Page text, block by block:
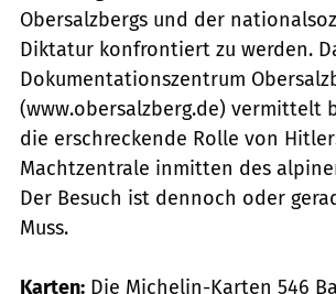
Obersalzbergs und der
Diktatur konfrontiert zu werden.
Dokumentationszentrum
(www.obersalzberg.de) vermittelt
die erschreckende Rolle von
Machtzentrale inmitten des
Der Besuch ist dennoch oder
Muss.
Karten: Die Michelin-Karten 546